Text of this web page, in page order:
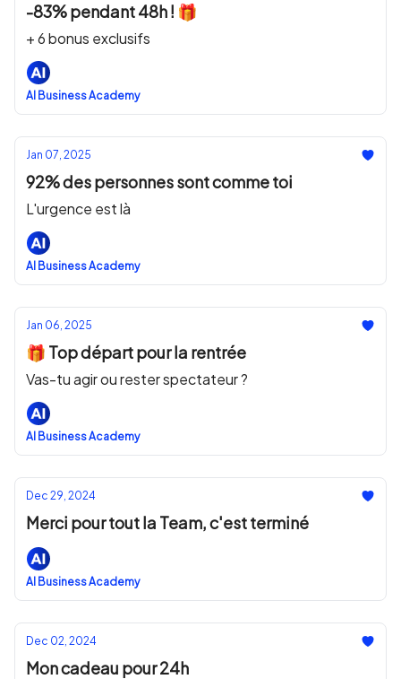
-83% pendant 48h ! 🎁
+ 6 bonus exclusifs
AI Business Academy
Jan 07, 2025
92% des personnes sont comme toi
L'urgence est là
AI Business Academy
Jan 06, 2025
🎁 Top départ pour la rentrée
Vas-tu agir ou rester spectateur ?
AI Business Academy
Dec 29, 2024
Merci pour tout la Team, c'est terminé
AI Business Academy
Dec 02, 2024
Mon cadeau pour 24h